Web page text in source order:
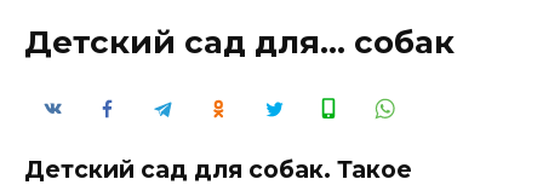
Детский сад для… собак
Детский сад для собак. Такое